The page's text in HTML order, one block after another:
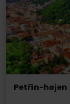
Petřín-højen